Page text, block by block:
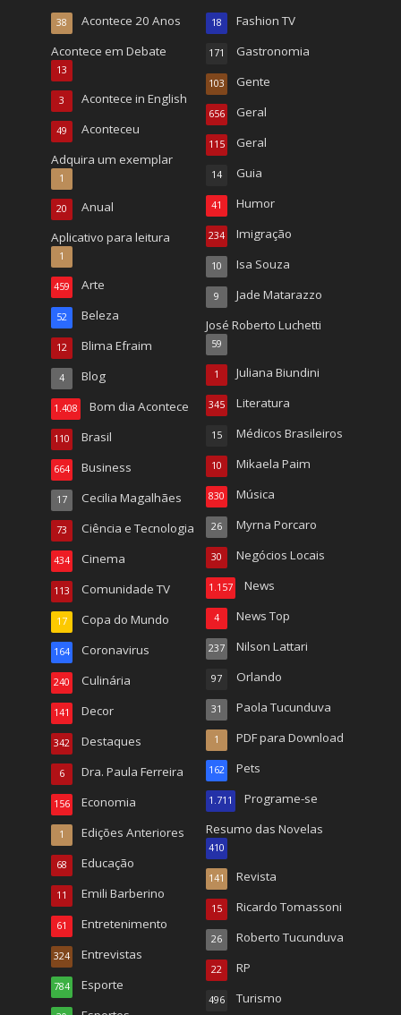
Acontece 20 Anos
38
Acontece em Debate
13
Acontece in English
3
Aconteceu
49
Adquira um exemplar
1
Anual
20
Aplicativo para leitura
1
Arte
459
Beleza
52
Blima Efraim
12
Blog
4
Bom dia Acontece
1.408
Brasil
110
Business
664
Cecilia Magalhães
17
Ciência e Tecnologia
73
Cinema
434
Comunidade TV
113
Copa do Mundo
17
Coronavirus
164
Culinária
240
Decor
141
Destaques
342
Dra. Paula Ferreira
6
Economia
156
Edições Anteriores
1
Educação
68
Emili Barberino
11
Entretenimento
61
Entrevistas
324
Esporte
784
Fashion TV
18
Gastronomia
171
Gente
103
Geral
656
Geral
115
Guia
14
Humor
41
Imigração
234
Isa Souza
10
Jade Matarazzo
9
José Roberto Luchetti
59
Juliana Biundini
1
Literatura
345
Médicos Brasileiros
15
Mikaela Paim
10
Música
830
Myrna Porcaro
26
Negócios Locais
30
News
1.157
News Top
4
Nilson Lattari
237
Orlando
97
Paola Tucunduva
31
PDF para Download
1
Pets
162
Programe-se
1.711
Resumo das Novelas
410
Revista
141
Ricardo Tomassoni
15
Roberto Tucunduva
26
RP
22
Turismo
496